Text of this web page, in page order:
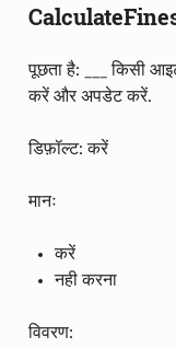
पूछता है: ___ किसी
करें और अपडेट करें.
डिफ़ॉल्ट: करें
मानः
करें
नही करना
विवरण: